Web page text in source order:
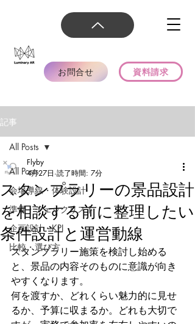
お問合せ 資料請求
記事
All Posts
会場導線・体験設計
準備・チェックリスト
企画設計・KPI
比較・選び方
All Posts
スタンプラリーの景品設計
を相談する前に整理したい
条件設計と運営動線
Flyby
4月27日 読了時間: 7分
スタンプラリー施策を検討し始める
と、景品の内容そのものに意識が向き
やすくなります。
何を渡すか、どれくらい魅力的に見せ
るか、予算に収まるか。どれも大切で